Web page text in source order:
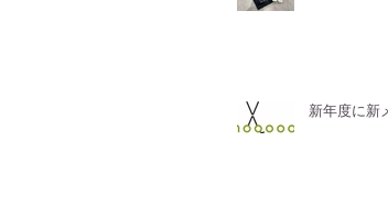
新年度に新